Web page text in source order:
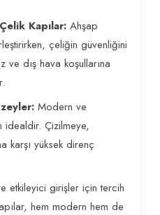
Kapılar: Ahşap
çeliğin güvenliğini
ve dış hava koşullarına
Modern ve
idealdir. Çizilmeye,
karşı yüksek direnç
etkileyici girişler için tercih
hem modern hem de